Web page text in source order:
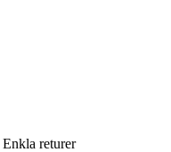
Enkla returer